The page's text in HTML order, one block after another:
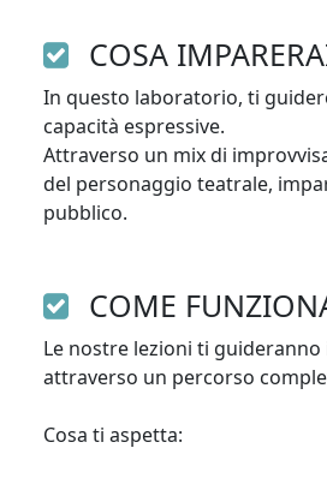
COSA
In questo laboratorio, ti
capacità espressive.
Attraverso un mix di
del personaggio teatrale,
pubblico.
COME
Le nostre lezioni ti
attraverso un percorso
Cosa ti aspetta: